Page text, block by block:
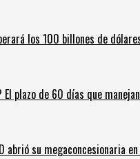
los 100 billones de
plazo de 60 días que
abrió su megaconcesionaria